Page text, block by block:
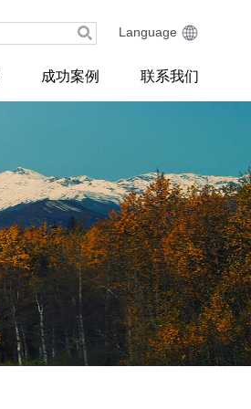
Language
成功案例 联系我们